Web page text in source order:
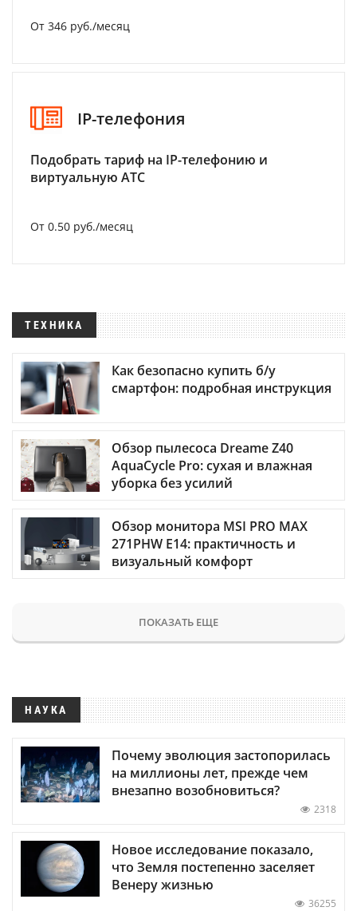
От 346 руб./месяц
IP-телефония
Подобрать тариф на IP-телефонию и
виртуальную АТС
От 0.50 руб./месяц
ТЕХНИКА
Как безопасно купить б/у
смартфон: подробная инструкция
Обзор пылесоса Dreame Z40
AquaCycle Pro: сухая и влажная
уборка без усилий
Обзор монитора MSI PRO MAX
271PHW E14: практичность и
визуальный комфорт
ПОКАЗАТЬ ЕЩЕ
НАУКА
Почему эволюция застопорилась
на миллионы лет, прежде чем
внезапно возобновиться?
2318
Новое исследование показало,
что Земля постепенно заселяет
Венеру жизнью
36255